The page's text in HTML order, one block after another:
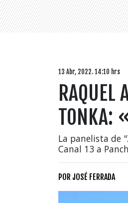
13 Abr, 2022. 14:10 hrs
RAQUEL
TONKA:
La panelista de
Canal 13 a
POR JOSÉ FERRADA